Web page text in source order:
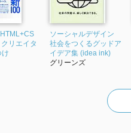
リエイタ
け
ソーシャルデザイン
社会をつくるグッドア
イデア集 (idea ink)
グリーンズ